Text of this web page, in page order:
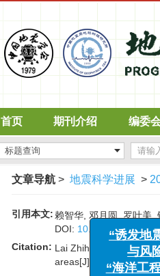
首页 期刊介绍 编委
文章导航 > 地震科学进展 >
引用本文: 赖智华, 邓月圆, 罗叶美,
DOI: 10.19987/
Citation: Lai Zhihua, Deng
areas[J].
Progress in
“诱发地震监测